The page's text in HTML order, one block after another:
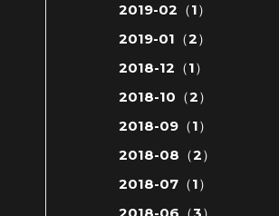
2019-02（1）
2019-01（2）
2018-12（1）
2018-10（2）
2018-09（1）
2018-08（2）
2018-07（1）